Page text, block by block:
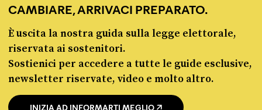
CAMBIARE, ARRIVACI PREPARATO.
È uscita la nostra guida sulla legge elettorale,
riservata ai sostenitori.
Sostienici per accedere a tutte le guide esclusive,
newsletter riservate, video e molto altro.
INIZIA AD INFORMARTI MEGLIO
© Pagella Politica 2012 - 2026
Pagella Politica è una testata registrata presso il Tribunale di Milano, n. 55 del 8
marzo 2021. ISSN 2974-9387
Privacy policy Cookie policy